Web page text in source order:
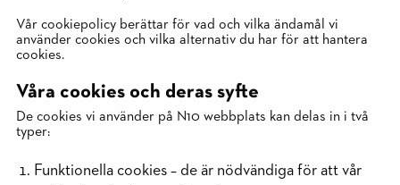
Vår cookiepolicy berättar för vad och vilka ändamål vi
använder cookies och vilka alternativ du har för att hantera
cookies.
Våra cookies och deras syfte
De cookies vi använder på N10 webbplats kan delas in i två
typer:
Funktionella cookies – de är nödvändiga för att vår